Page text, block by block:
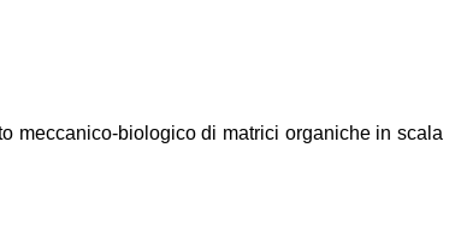
meccanico-biologico di matrici organiche in scala